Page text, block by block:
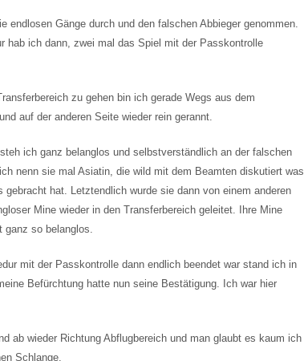
endlosen Gänge durch und den falschen Abbieger genommen.
hab ich dann, zwei mal das Spiel mit der Passkontrolle
zu gehen bin ich gerade Wegs aus dem
auf der anderen Seite wieder rein gerannt.
ich ganz belanglos und selbstverständlich an der falschen
nenn sie mal Asiatin, die wild mit dem Beamten diskutiert was
hat. Letztendlich wurde sie dann von einem anderen
Mine wieder in den Transferbereich geleitet. Ihre Mine
ganz so belanglos.
mit der Passkontrolle dann endlich beendet war stand ich in
Befürchtung hatte nun seine Bestätigung. Ich war hier
ab wieder Richtung Abflugbereich und man glaubt es kaum ich
Schlange.